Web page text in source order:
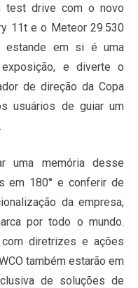
test drive com o novo
11t e o Meteor 29.530
estande em si é uma
e diverte o
de direção da Copa
usuários de guiar um
uma memória desse
em 180° e conferir de
da empresa,
por todo o mundo.
diretrizes e ações
também estarão em
de soluções de